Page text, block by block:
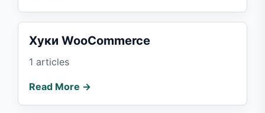
Хуки WooCommerce
1 articles
Read More →